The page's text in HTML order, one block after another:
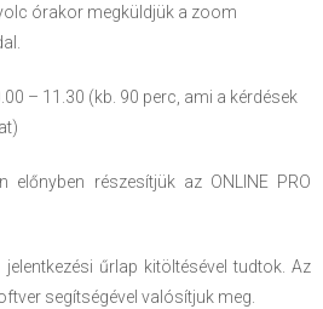
órakor megküldjük a zoom
– 11.30 (kb. 90 perc, ami a kérdések
előnyben részesítjük az ONLINE PRO
űrlap kitöltésével tudtok. Az
segítségével valósítjuk meg.